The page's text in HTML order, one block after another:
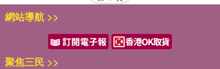
網站導航 >>
聚焦三民 >>